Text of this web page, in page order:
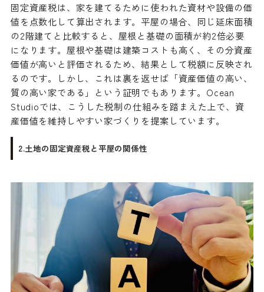
固定資産税は、家を建てるために使われた資材や設備の価
値を点数化して算出されます。平屋の場合、同じ延床面積
の2階建てと比較すると、屋根と基礎の面積が約2倍必要
になります。屋根や基礎は建築コストも高く、その分資産
価値が高いと評価されるため、結果として税額に反映され
るのです。しかし、これは裏を返せば「資産価値の高い、
質の高い家である」という証明でもあります。Ocean
Studioでは、こうした税制の仕組みを踏まえた上で、資
産価値を維持しやすい家づくりを提案しています。
2.土地の固定資産税と平屋の関係性